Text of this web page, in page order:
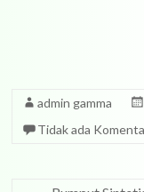
admin gamma
Tidak ada